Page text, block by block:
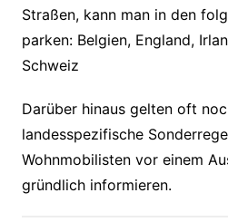
Straßen, kann man in den
parken: Belgien, England,
Schweiz
Darüber hinaus gelten oft
landesspezifische
Wohnmobilisten vor einem
gründlich informieren.